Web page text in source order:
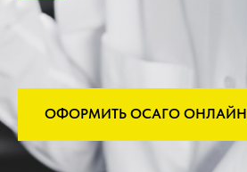
ОФОРМИТЬ ОСАГО ОНЛАЙН